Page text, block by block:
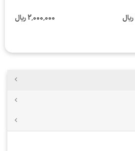
2٬000٬000 ریال